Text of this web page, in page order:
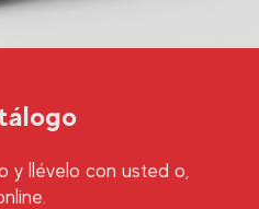
y llévelo con usted o,